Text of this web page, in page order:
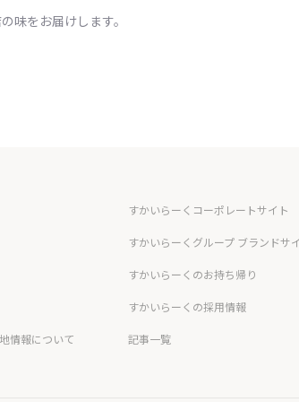
味をお届けします。
情報について
すかいらーくコーポレートサイト
すかいらーくグループ ブランドサ
すかいらーくのお持ち帰り
すかいらーくの採用情報
記事一覧